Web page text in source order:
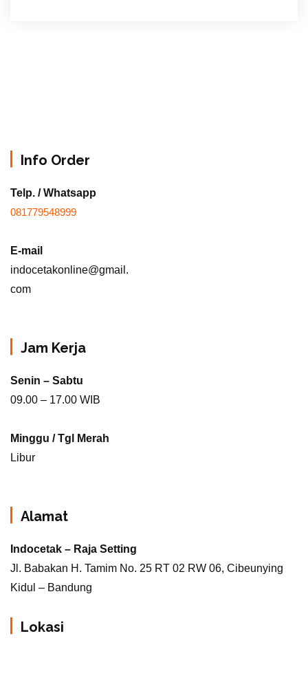
Info Order
Telp. / Whatsapp
081779548999
E-mail
indocetakonline@gmail.
com
Jam Kerja
Senin – Sabtu
09.00 – 17.00 WIB
Minggu / Tgl Merah
Libur
Alamat
Indocetak – Raja Setting
Jl. Babakan H. Tamim No. 25 RT 02 RW 06, Cibeunying
Kidul – Bandung
Lokasi